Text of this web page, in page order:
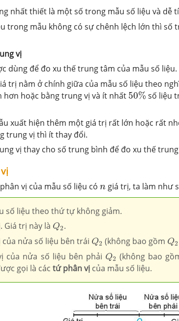
nhất thiết là một số trong mẫu số liệu và dễ
trong mẫu không có sự chênh lệch lớn thì số
vị
dùng để đo xu thế trung tâm của mẫu số liệu.
trị nằm ở chính giữa của mẫu số liệu theo
hơn hoặc bằng trung vị và ít nhất 50%
50%số liệu
xuất hiện thêm một giá trị rất lớn hoặc rất
trung vị thì ít thay đổi.
vị thay cho số trung bình để đo xu thế
vị của mẫu số liệu có n
n giá trị, ta làm như
số liệu theo thứ tự không giảm.
Giá trị này là Q2
Q .
nửa số liệu bên trái Q2
Q (không bao gồm Q2
Q2
của nửa số liệu bên phải Q2
Q2 (không bao
gọi là cáctứ phân vị của mẫu số liệu.